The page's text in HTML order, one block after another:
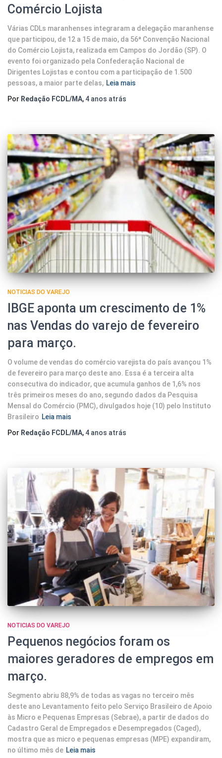
Comércio Lojista
Várias CDLs maranhenses integraram a delegação maranhense
que participou, de 12 a 15 de maio, da 56ª Convenção Nacional
do Comércio Lojista, realizada em Campos do Jordão (SP). O
evento foi organizado pela Confederação Nacional de
Dirigentes Lojistas e contou com a participação de 1.500
pessoas, a maior parte delas, Leia mais
Por Redação FCDL/MA, 4 anos atrás
NOTICIAS DO VAREJO
IBGE aponta um crescimento de 1%
nas Vendas do varejo de fevereiro
para março.
O volume de vendas do comércio varejista do país avançou 1%
de fevereiro para março deste ano. Essa é a terceira alta
consecutiva do indicador, que acumula ganhos de 1,6% nos
três primeiros meses do ano, segundo dados da Pesquisa
Mensal do Comércio (PMC), divulgados hoje (10) pelo Instituto
Brasileiro Leia mais
Por Redação FCDL/MA, 4 anos atrás
NOTICIAS DO VAREJO
Pequenos negócios foram os
maiores geradores de empregos em
março.
Segmento abriu 88,9% de todas as vagas no terceiro mês
deste ano Levantamento feito pelo Serviço Brasileiro de Apoio
às Micro e Pequenas Empresas (Sebrae), a partir de dados do
Cadastro Geral de Empregados e Desempregados (Caged),
mostra que as micro e pequenas empresas (MPE) expandiram,
no último mês de Leia mais